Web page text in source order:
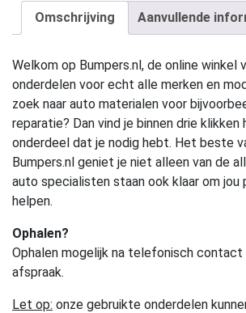
Omschrijving Aanvullende
Welkom op Bumpers.nl, de online winkel
onderdelen voor echt alle merken en
zoek naar auto materialen voor
reparatie? Dan vind je binnen drie
onderdeel dat je nodig hebt. Het beste
Bumpers.nl geniet je niet alleen van de
auto specialisten staan ook klaar om jou
helpen.
Ophalen?
Ophalen mogelijk na telefonisch contact
afspraak.
Let op: onze gebruikte onderdelen